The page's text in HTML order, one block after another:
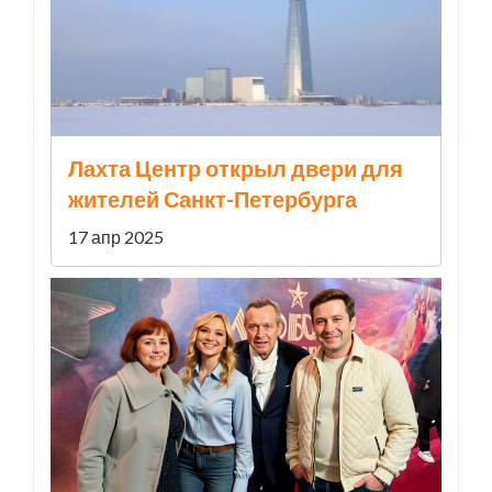
Лахта Центр открыл двери для
жителей Санкт-Петербурга
17 апр 2025